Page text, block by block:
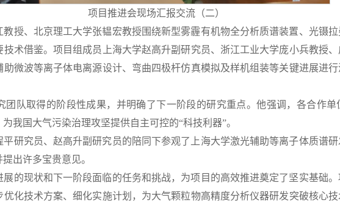
项目推进会现场汇报交流（二）
授、北京理工大学张韫宏教授围绕新型雾霾有机物全分析质谱装置、光镊
术借鉴。项目组成员上海大学赵高升副研究员、浙江工业大学庞小兵教授
微波等离子体电离源设计、弯曲四极杆仿真模拟及样机组装等关键进展进
团队取得的阶段性成果，并明确了下一阶段的研究重点。他强调，各合作单
我国大气污染治理攻坚提供自主可控的“科技利器”。
研究员、赵高升副研究员的陪同下参观了上海大学激光辅助等离子体质谱
出许多宝贵意见。
展的现状和下一阶段面临的任务和挑战，为项目的高效推进奠定了坚实基础
化技术方案、细化实施计划，为大气颗粒物高精度分析仪器研发突破核心